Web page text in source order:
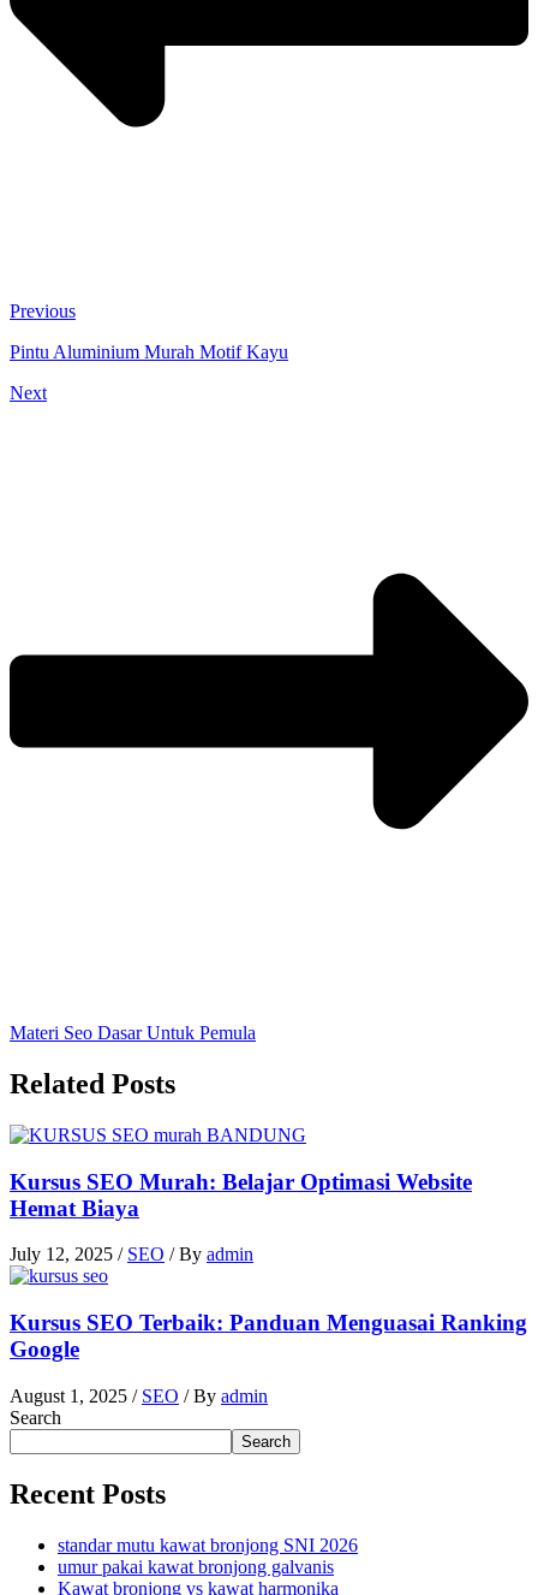
Previous
Pintu Aluminium Murah Motif Kayu
Next
Materi Seo Dasar Untuk Pemula
Related Posts
Kursus SEO Murah: Belajar Optimasi Website
Hemat Biaya
July 12, 2025 / SEO / By admin
Kursus SEO Terbaik: Panduan Menguasai Ranking
Google
August 1, 2025 / SEO / By admin
Search
Search
Recent Posts
standar mutu kawat bronjong SNI 2026
umur pakai kawat bronjong galvanis
Kawat bronjong vs kawat harmonika